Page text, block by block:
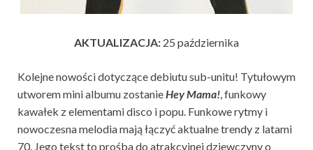
AKTUALIZACJA: 25 października
Kolejne nowości dotyczące debiutu sub-unitu! Tytułowym
utworem mini albumu zostanieHey Mama!, funkowy
kawałek z elementami disco i popu. Funkowe rytmy i
nowoczesna melodia mają łączyć aktualne trendy z latami
70. Jego tekst to prośba do atrakcyjnej dziewczyny o